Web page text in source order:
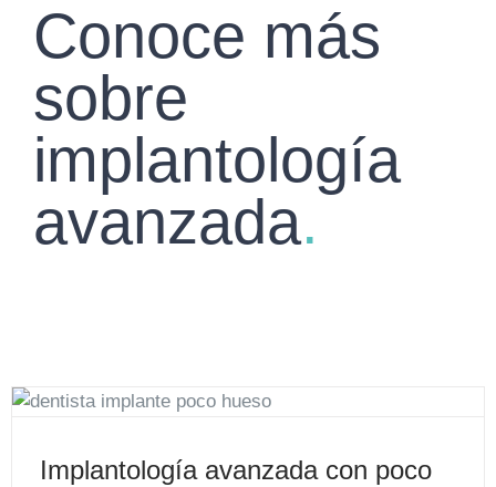
Conoce más
sobre
implantología
avanzada.
Implantología avanzada con poco